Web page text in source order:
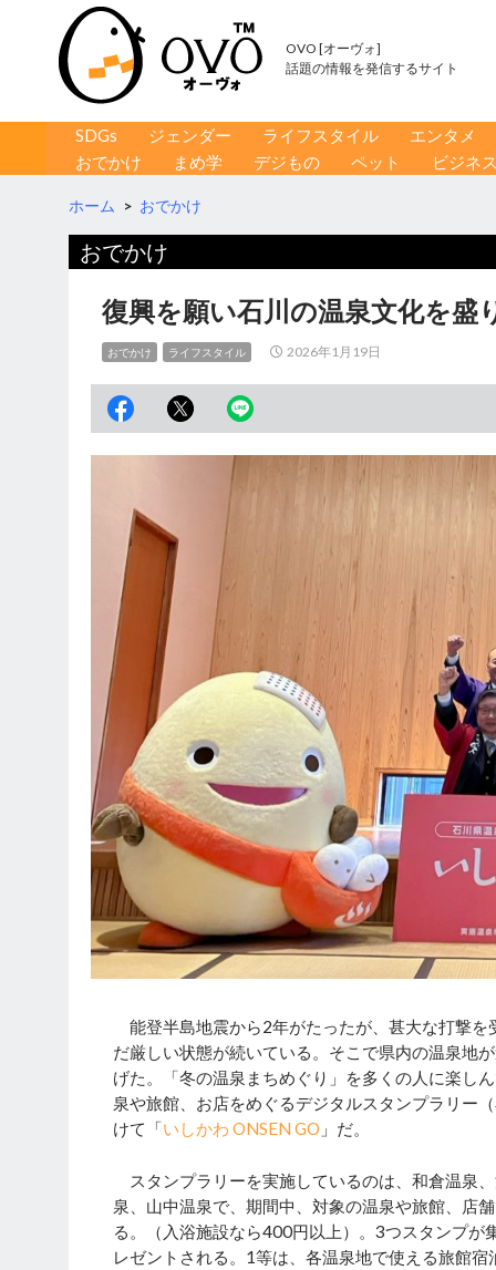
OVO [オーヴォ]
話題の情報を発信するサイト
コンテンツへ移動
SDGs ジェンダー ライフスタイル
エンタメ
おでかけ
まめ学 デジもの ペット ビジネ
ホーム > おでかけ
おでかけ
復興を願い石川の温泉文化を
おでかけ ライフスタイル 2026年1月19日
能登半島地震から2年がたったが、甚大な打撃を
だ厳しい状態が続いている。そこで県内の温泉地
げた。「冬の温泉まちめぐり」を多くの人に楽し
泉や旅館、お店をめぐるデジタルスタンプラリー
けて「いしかわ ONSEN GO 」だ。
スタンプラリーを実施しているのは、和倉温泉
泉、山中温泉で、期間中、対象の温泉や旅館、店
る。（入浴施設なら400円以上）。3つスタンプ
レゼントされる。1等は、各温泉地で使える旅館